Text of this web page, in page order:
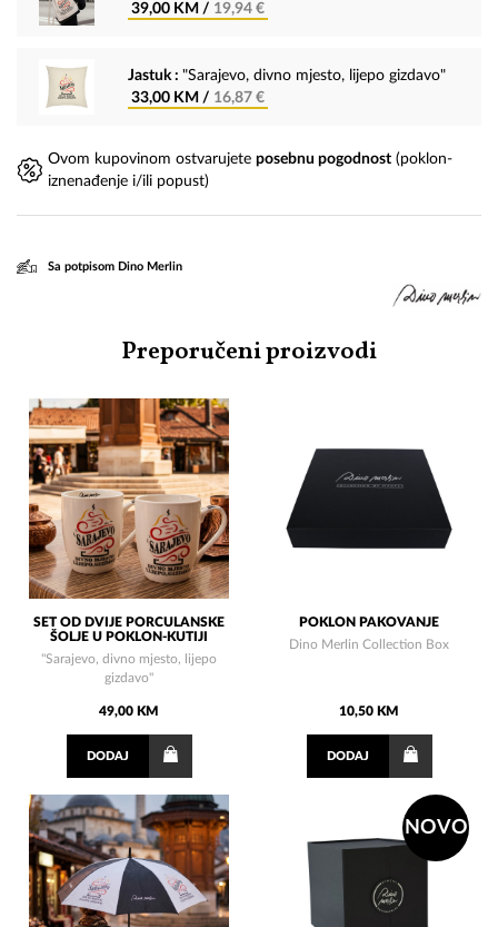
39,00 KM / 19,94 €
Jastuk : "Sarajevo, divno mjesto, lijepo gizdavo"
33,00 KM / 16,87 €
Ovom kupovinom ostvarujete posebnu pogodnost (poklon-
iznenađenje i/ili popust)
Sa potpisom Dino Merlin
Preporučeni proizvodi
SET OD DVIJE PORCULANSKE
ŠOLJE U POKLON-KUTIJI
"Sarajevo, divno mjesto, lijepo
gizdavo"
49,00 KM
DODAJ
POKLON PAKOVANJE
Dino Merlin Collection Box
10,50 KM
DODAJ
NOVO